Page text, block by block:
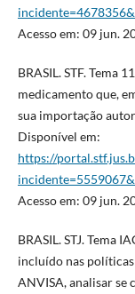
Acesso em: 09 jun.
BRASIL. STF. Tema
medicamento que,
sua importação
Disponível em:
https://
Acesso em: 09 jun.
BRASIL. STJ. Tema
incluído nas
ANVISA, analisar se